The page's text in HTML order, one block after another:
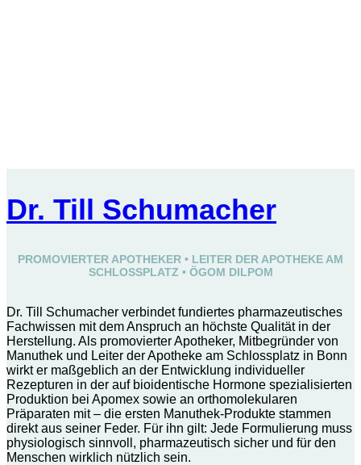
Dr. Till Schumacher
PROMOVIERTER APOTHEKER • LEITER DER APOTHEKE AM
SCHLOSSPLATZ • ÖGOM DILPOM
Dr. Till Schumacher verbindet fundiertes pharmazeutisches
Fachwissen mit dem Anspruch an höchste Qualität in der
Herstellung. Als promovierter Apotheker, Mitbegründer von
Manuthek und Leiter der Apotheke am Schlossplatz in Bonn
wirkt er maßgeblich an der Entwicklung individueller
Rezepturen in der auf bioidentische Hormone spezialisierten
Produktion bei Apomex sowie an orthomolekularen
Präparaten mit – die ersten Manuthek-Produkte stammen
direkt aus seiner Feder. Für ihn gilt: Jede Formulierung muss
physiologisch sinnvoll, pharmazeutisch sicher und für den
Menschen wirklich nützlich sein.